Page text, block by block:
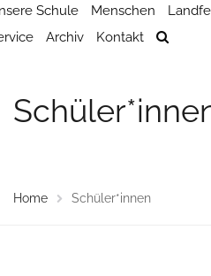
Schule Menschen
Archiv Kontakt
Home Schüler*innen